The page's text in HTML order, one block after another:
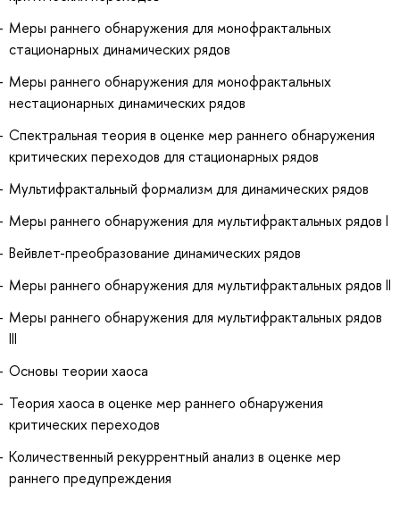
Меры раннего обнаружения для монофрактальных
стационарных динамических рядов
Меры раннего обнаружения для монофрактальных
нестационарных динамических рядов
Спектральная теория в оценке мер раннего обнаружения
критических переходов для стационарных рядов
Мультифрактальный формализм для динамических рядов
Меры раннего обнаружения для мультифрактальных рядов I
Вейвлет-преобразование динамических рядов
Меры раннего обнаружения для мультифрактальных рядов II
Меры раннего обнаружения для мультифрактальных рядов
III
Основы теории хаоса
Теория хаоса в оценке мер раннего обнаружения
критических переходов
Количественный рекуррентный анализ в оценке мер
раннего предупреждения